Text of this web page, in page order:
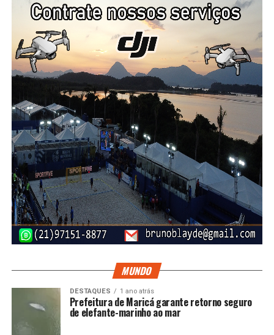
MUNDO
DESTAQUES 1 ano atrás
Prefeitura de Maricá garante retorno seguro
de elefante-marinho ao mar